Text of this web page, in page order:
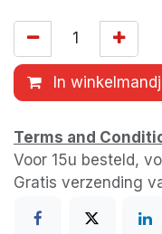
In
Terms and
Voor 15u besteld,
Gratis verzending